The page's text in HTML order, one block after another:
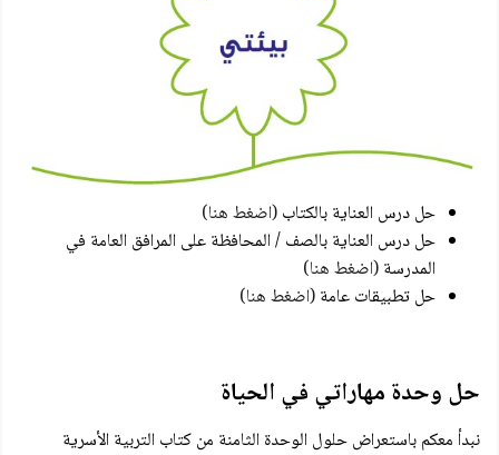
حل درس العناية بالكتاب(اضغط هنا)
حل درس العناية بالصف / المحافظة على المرافق العامة في
المدرسة(اضغط هنا)
حل تطبيقات عامة(اضغط هنا)
حل وحدة مهاراتي في الحياة
نبدأ معكم باستعراض حلول الوحدة الثامنة من كتاب التربية الأسرية